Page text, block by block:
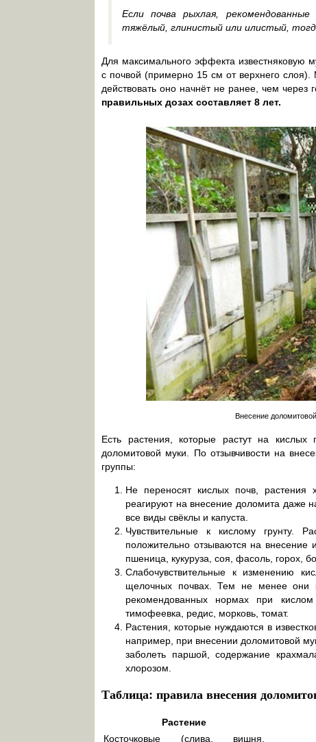
Если почва рыхлая,
тяжёлый, глинистый или илистый,
Для максимального эффекта известняковую
с почвой (примерно 15 см от верхнего слоя).
действовать оно начнёт не ранее, чем через
правильных дозах составляет 8 лет.
Внесение
Есть растения, которые растут на кислых
доломитовой муки. По отзывчивости на
группы:
Не переносят кислых почв,
реагируют на внесение доломита даже
все виды свёклы и капуста.
Чувствительные к кислому грунту.
положительно отзываются на внесение
пшеница, кукуруза, соя, фасоль, горох,
Слабочувствительные к изменению
щелочных почвах. Тем не менее они
рекомендованных нормах при
тимофеевка, редис, морковь, томат.
Растения, которые нуждаются в
например, при внесении доломитовой
заболеть паршой, содержание
хлорозом.
Таблица: правила внесения
Растение
Косточковые (слива, вишня,